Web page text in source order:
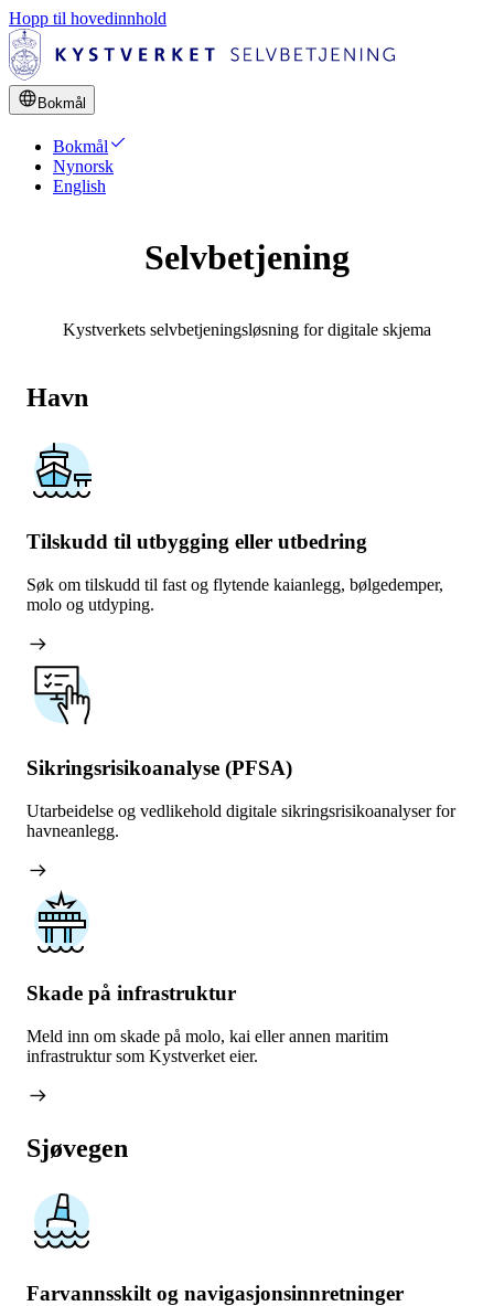
Hopp til hovedinnhold
language Bokmål
Bokmål check
Nynorsk
English
Selvbetjening
Kystverkets selvbetjeningsløsning for digitale skjema
Havn
Tilskudd til utbygging eller utbedring
Søk om tilskudd til fast og flytende kaianlegg, bølgedemper,
molo og utdyping.
arrow_right_alt
Sikringsrisikoanalyse (PFSA)
Utarbeidelse og vedlikehold digitale sikringsrisikoanalyser for
havneanlegg.
arrow_right_alt
Skade på infrastruktur
Meld inn om skade på molo, kai eller annen maritim
infrastruktur som Kystverket eier.
arrow_right_alt
Sjøvegen
Farvannsskilt og navigasjons­­innretninger